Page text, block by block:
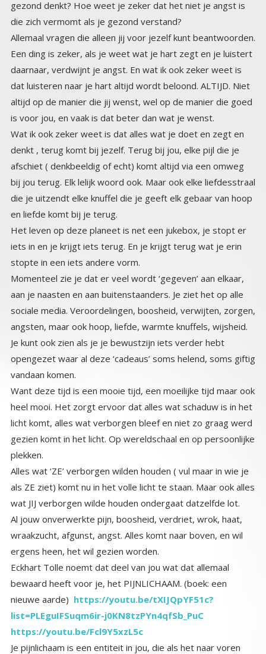
die zich vermomt als je gezond verstand?
Allemaal vragen die alleen jij voor jezelf kunt beantwoorden.
Een ding is zeker, als je weet wat je hart zegt en je luistert
daarnaar, verdwijnt je angst. En wat ik ook zeker weet is
dat luisteren naar je hart altijd wordt beloond. ALTIJD. Niet
altijd op de manier die jij wenst, wel op de manier die goed
is voor jou, en vaak is dat beter dan wat je wenst.
Wat ik ook zeker weet is dat alles wat je doet en zegt en
denkt , terug komt bij jezelf. Terug bij jou, elke pijl die je
afschiet ( denkbeeldig of echt) komt altijd via een omweg
bij jou terug. Elk lelijk woord ook. Maar ook elke liefdesstraal
die je uitzendt elke knuffel die je geeft elk gebaar van hoop
en liefde komt bij je terug.
Het leven op deze planeet is net een jukebox, je stopt er
iets in en je krijgt iets terug. En je krijgt terug wat je erin
stopte in een iets andere vorm.
Momenteel zie je dat er veel wordt ‘gegeven’ aan elkaar,
aan je naasten en aan buitenstaanders. Je ziet het op alle
sociale media. Veroordelingen, boosheid, verwijten, zorgen,
angsten, maar ook hoop, liefde, warmte knuffels, wijsheid.
Je kunt ook zien als je je bewustzijn iets verder hebt
opengezet waar al deze ‘cadeaus’ soms helend, soms giftig
vandaan komen.
Want deze tijd is een mooie tijd, een moeilijke tijd maar ook
heel mooi. Het zorgt ervoor dat alles wat schaduw is in het
licht komt, alles wat verborgen bleef en niet zo graag werd
gezien komt in het licht. Op wereldschaal en op persoonlijke
plekken.
Alles wat ‘ZE’ verborgen wilden houden ( vul maar in wie je
als ZE ziet) komt nu in het volle licht te staan. Maar ook alles
wat JIJ verborgen wilde houden ondergaat datzelfde lot.
Al jouw onverwerkte pijn, boosheid, verdriet, wrok, haat,
wraakzucht, afgunst, angst. Alles komt naar boven, en wil
ergens heen, het wil gezien worden.
Eckhart Tolle noemt dat deel van jou wat dat allemaal
bewaard heeft voor je, het PIJNLICHAAM. (boek: een
nieuwe aarde) https://youtu.be/tXIJQpYF51c?
list=PLEguIFSuqm6ir-j0KN8tzPYn4qfSb_PuC
https://youtu.be/Fcl9Y5xzL5c
Je pijnlichaam is een entiteit in jou, die als het naar voren
komt, omdat het honger heeft naar drama ( meestal) jouw
ware zelf, je bewuste zelf wegduwt. Je bent dus volledig